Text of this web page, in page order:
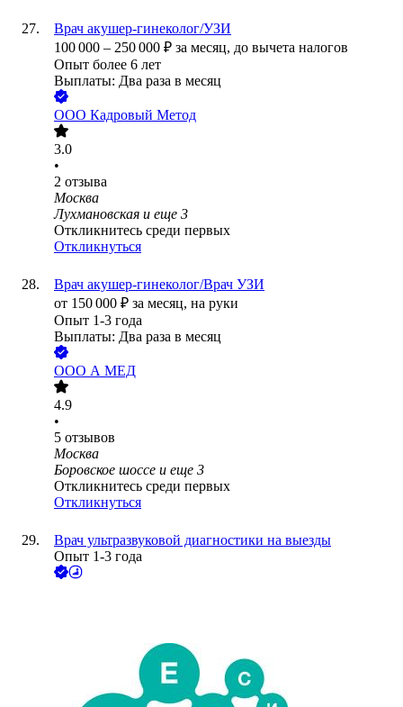
Врач акушер-гинеколог/УЗИ
100 000 – 250 000 ₽ за месяц, до вычета налогов
Опыт более 6 лет
Выплаты: Два раза в месяц
ООО Кадровый Метод
3.0
•
2 отзыва
Москва
Лухмановская и еще 3
Откликнитесь среди первых
Откликнуться
Врач акушер-гинеколог/Врач УЗИ
от 150 000 ₽ за месяц, на руки
Опыт 1-3 года
Выплаты: Два раза в месяц
ООО А МЕД
4.9
•
5 отзывов
Москва
Боровское шоссе и еще 3
Откликнитесь среди первых
Откликнуться
Врач ультразвуковой диагностики на выезды
Опыт 1-3 года